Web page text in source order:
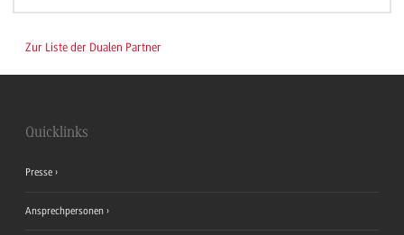
Zur Liste der Dualen Partner
Quicklinks
Presse
Ansprechpersonen